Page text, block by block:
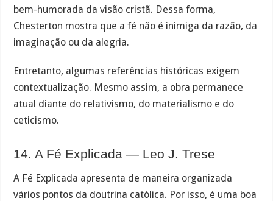
bem-humorada da visão cristã. Dessa forma,
Chesterton mostra que a fé não é inimiga da razão, da
imaginação ou da alegria.
Entretanto, algumas referências históricas exigem
contextualização. Mesmo assim, a obra permanece
atual diante do relativismo, do materialismo e do
ceticismo.
14. A Fé Explicada — Leo J. Trese
A Fé Explicada apresenta de maneira organizada
vários pontos da doutrina católica. Por isso, é uma boa